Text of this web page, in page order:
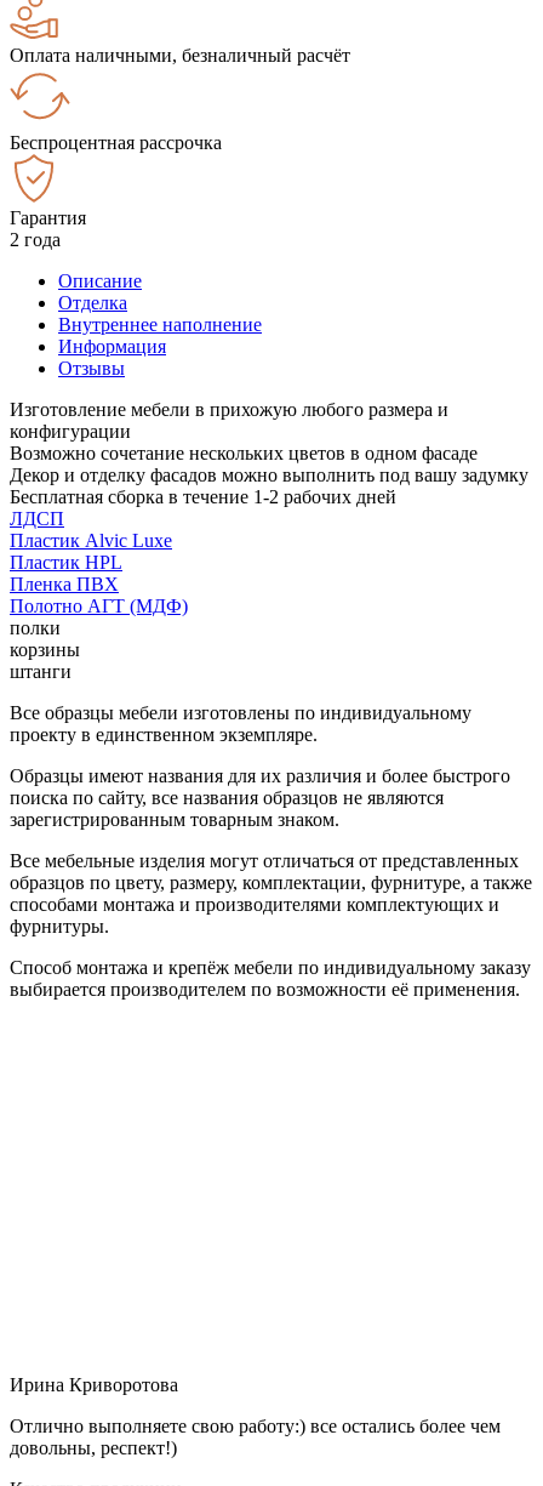
Оплата наличными, безналичный расчёт
Беспроцентная рассрочка
Гарантия
2 года
Описание
Отделка
Внутреннее наполнение
Информация
Отзывы
Изготовление мебели в прихожую любого размера и
конфигурации
Возможно сочетание нескольких цветов в одном фасаде
Декор и отделку фасадов можно выполнить под вашу задумку
Бесплатная сборка в течение 1-2 рабочих дней
ЛДСП
Пластик Alvic Luxe
Пластик HPL
Пленка ПВХ
Полотно АГТ (МДФ)
полки
корзины
штанги
Все образцы мебели изготовлены по индивидуальному
проекту в единственном экземпляре.
Образцы имеют названия для их различия и более быстрого
поиска по сайту, все названия образцов не являются
зарегистрированным товарным знаком.
Все мебельные изделия могут отличаться от представленных
образцов по цвету, размеру, комплектации, фурнитуре, а также
способами монтажа и производителями комплектующих и
фурнитуры.
Способ монтажа и крепёж мебели по индивидуальному заказу
выбирается производителем по возможности её применения.
Ирина Криворотова
Отлично выполняете свою работу:) все остались более чем
довольны, респект!)